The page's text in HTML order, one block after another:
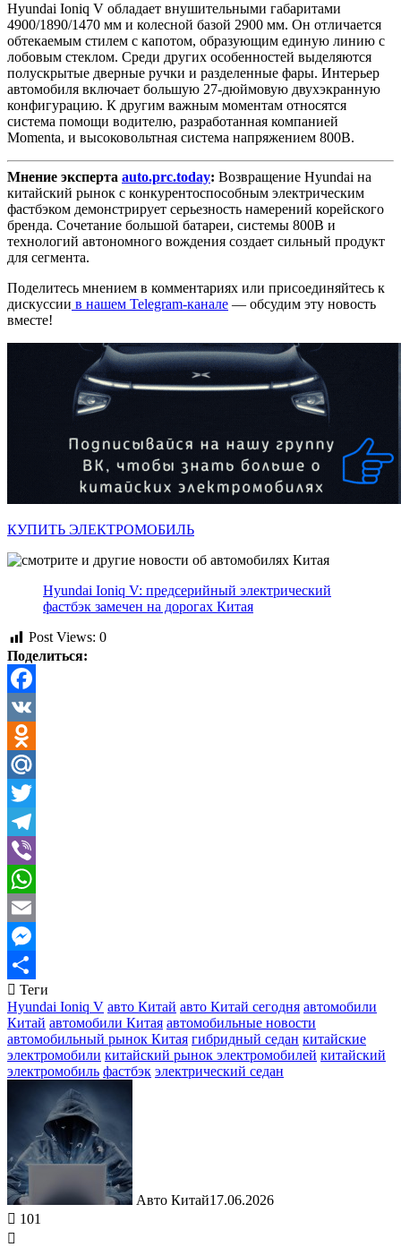
Hyundai Ioniq V обладает внушительными габаритами
4900/1890/1470 мм и колесной базой 2900 мм. Он отличается
обтекаемым стилем с капотом, образующим единую линию с
лобовым стеклом. Среди других особенностей выделяются
полускрытые дверные ручки и разделенные фары. Интерьер
автомобиля включает большую 27-дюймовую двухэкранную
конфигурацию. К другим важным моментам относятся
система помощи водителю, разработанная компанией
Momenta, и высоковольтная система напряжением 800В.
Мнение эксперта auto.prc.today: Возвращение Hyundai на
китайский рынок с конкурентоспособным электрическим
фастбэком демонстрирует серьезность намерений корейского
бренда. Сочетание большой батареи, системы 800В и
технологий автономного вождения создает сильный продукт
для сегмента.
Поделитесь мнением в комментариях или присоединяйтесь к
дискуссии в нашем Telegram-канале — обсудим эту новость
вместе!
КУПИТЬ ЭЛЕКТРОМОБИЛЬ
Hyundai Ioniq V: предсерийный электрический
фастбэк замечен на дорогах Китая
Post Views: 0
Поделиться:
Facebook
VK
Odnoklassniki
Mail.Ru
Twitter
Telegram
Viber
WhatsApp
Email
Messenger
Отправить
Теги
Hyundai Ioniq V авто Китай авто Китай сегодня автомобили
Китай автомобили Китая автомобильные новости
автомобильный рынок Китая гибридный седан китайские
электромобили китайский рынок электромобилей китайский
электромобиль фастбэк электрический седан
Авто Китай17.06.2026
101